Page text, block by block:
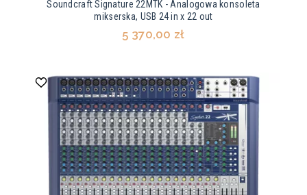
Soundcraft Signature 22MTK - Analogowa konsoleta
mikserska, USB 24 in x 22 out
5 370,00 zł